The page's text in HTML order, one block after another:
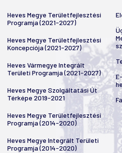
Heves Megye Területfejlesztési
Programja (2021-2027)
Heves Megye Területfejlesztési
Koncepciója (2021-2027)
Heves Vármegye Integrált
Területi Programja (2021-2027)
Heves Megye Szolgáltatási Út
Térképe 2019-2021
Heves Megye Területfejlesztési
Programja (2014-2020)
Heves Megye Integrált Területi
Programja (2014-2020)